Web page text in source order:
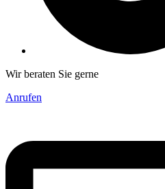
Wir beraten Sie gerne
Anrufen